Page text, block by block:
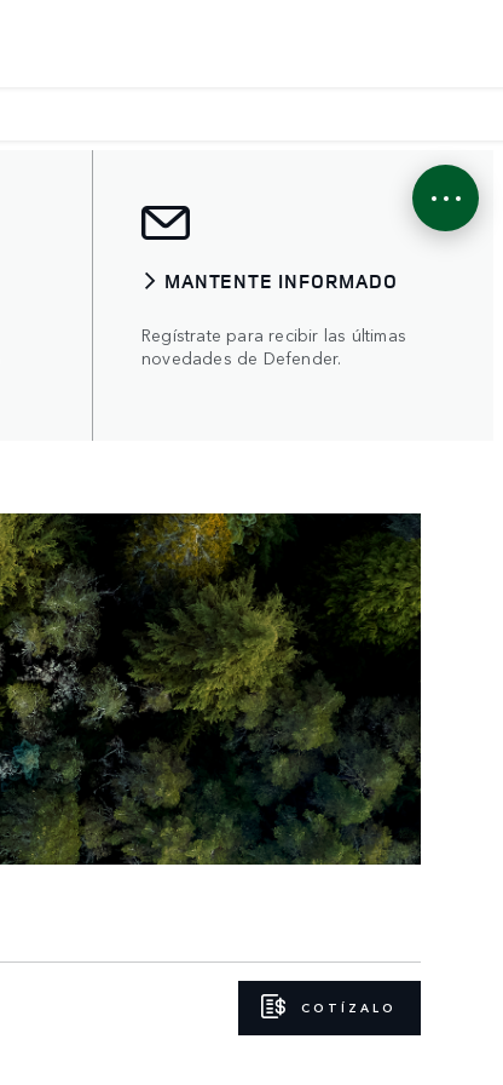
MANTENTE INFORMADO
Regístrate para recibir las últimas
novedades de Defender.
COTÍZALO